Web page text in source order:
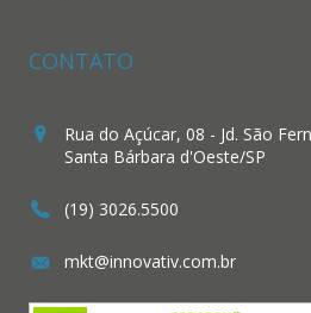
CONTATO
Rua do Açúcar, 08 - Jd. São
Santa Bárbara d'Oeste/SP
(19) 3026.5500
mkt@innovativ.com.br